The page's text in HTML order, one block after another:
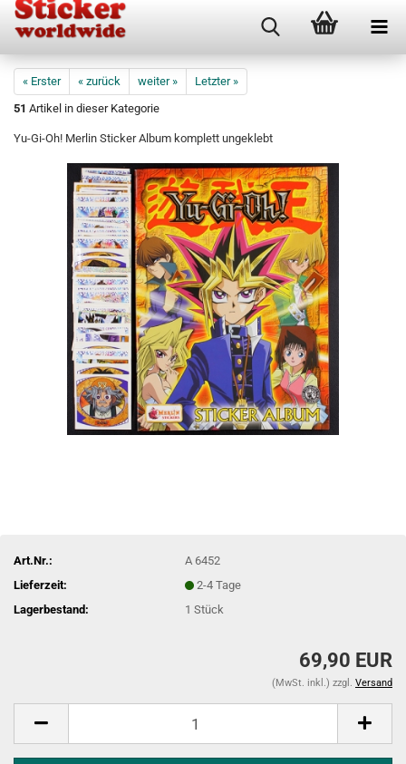
« Erster « zurück weiter »
Letzter »
51 Artikel in dieser Kategorie
Yu-Gi-Oh! Merlin Sticker Album komplett ungeklebt
Art.Nr.:
A 6452
Lieferzeit:
2-4 Tage
Lagerbestand:
1Stück
69,90 EUR
(MwSt. inkl.) zzgl. Versand